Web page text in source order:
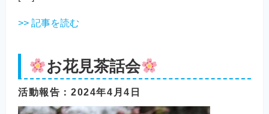
>> 記事を読む
お花見茶話会
活動報告 ：2024年4月4日